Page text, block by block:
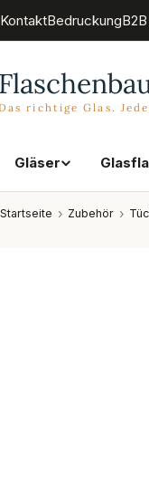
Inhalt
KontaktBedruckung
Gläser
Startseite Zubehör